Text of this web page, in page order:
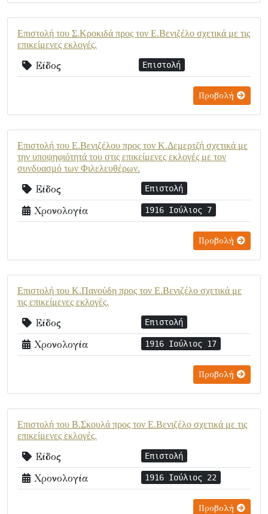
Επιστολή του Σ.Κροκιδά προς τον Ε.Βενιζέλο σχετικά με τις
επικείμενες εκλογές.
Είδος Επιστολή
Προβολή
Επιστολή του Ε.Βενιζέλου προς τον Κ.Δεμερτζή σχετικά με
την υποψηφιότητά του στις επικείμενες εκλογές με τον
συνδυασμό των Φιλελευθέρων.
Είδος Επιστολή
Χρονολογία 1916 Ιούλιος 7
Προβολή
Επιστολή του Κ.Πανούδη προς τον Ε.Βενιζέλο σχετικά με
τις επικείμενες εκλογές.
Είδος Επιστολή
Χρονολογία 1916 Ιούλιος 17
Προβολή
Επιστολή του Β.Σκουλά προς τον Ε.Βενιζέλο σχετικά με τις
επικείμενες εκλογές.
Είδος Επιστολή
Χρονολογία 1916 Ιούλιος 22
Προβολή